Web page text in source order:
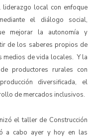
liderazgo local con enfoque
el diálogo social,
mejorar la autonomía y
de los saberes propios de
medios de vida locales. Y la
productores rurales con
diversificada, el
de mercados inclusivos.
el taller de Construcción
a cabo ayer y hoy en las